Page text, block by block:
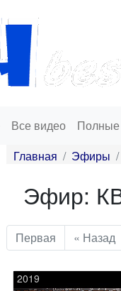
Все видео Полные
Главная Эфиры
Эфир:
Первая « Назад
2019